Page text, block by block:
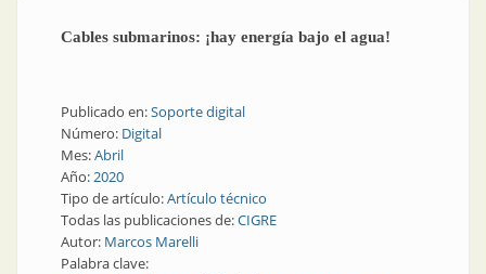
Cables submarinos: ¡hay energía bajo el agua!
Publicado en:Soporte digital
Número: Digital
Mes:Abril
Año:2020
Tipo de artículo:Artículo técnico
Todas las publicaciones de:CIGRE
Autor: Marcos Marelli
Palabra clave: